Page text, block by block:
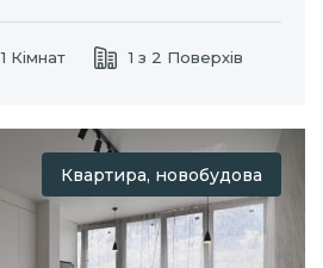
1 Кімнат 1 з 2 Поверхів
Квартира, новобудова